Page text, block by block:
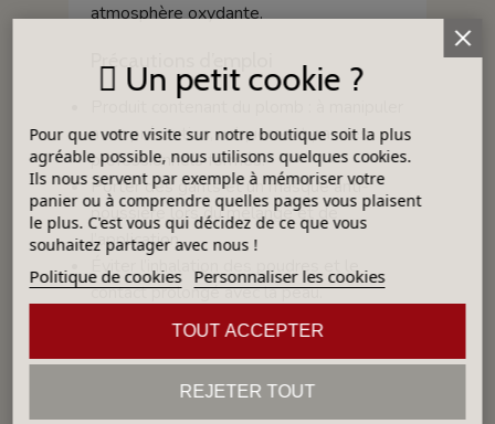
atmosphère oxydante.
Précautions d’emploi
avec précaution, uniquement par des
professionnels formés.
Porter des gants et un masque anti-
poussière lors du mélange et de
l’application.
Éviter l’inhalation des poudres et le
contact prolongé avec la peau.
Ne pas utiliser sur des pièces destinées
Avantages
Un petit cookie ?
Pour que votre visite sur notre boutique soit la plus
agréable possible, nous utilisons quelques cookies.
Ils nous servent par exemple à mémoriser votre
panier ou à comprendre quelles pages vous plaisent
le plus. C'est vous qui décidez de ce que vous
souhaitez partager avec nous !
Politique de cookies Personnaliser les cookies
REJETER TOUT
TOUT ACCEPTER